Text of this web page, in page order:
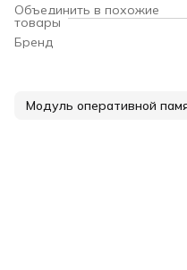
Объединить в похожие
товары
Бренд
Модуль оперативной